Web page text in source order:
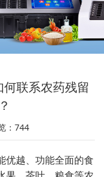
联系农药残留
：744
优越、功能全面的食